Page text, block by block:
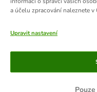
a účelu zpracování naleznete v
Upravit nastavení